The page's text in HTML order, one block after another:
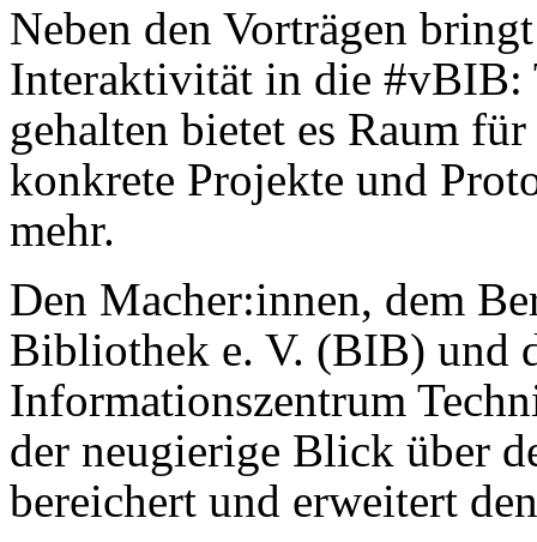
Neben den Vorträgen
Interaktivität in die #vBIB:
gehalten bietet es Raum
konkrete Projekte und
mehr.
Den Macher:innen, dem
Bibliothek e. V. (BIB) und
Informationszentrum
der neugierige Blick über
bereichert und erweitert